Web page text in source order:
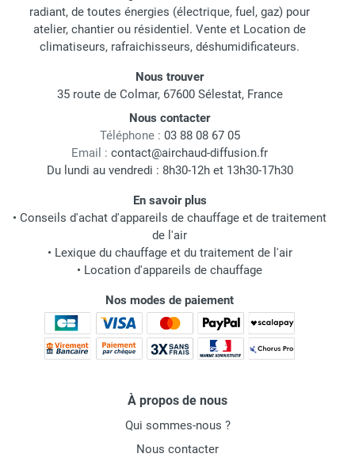
radiant, de toutes énergies (électrique, fuel, gaz) pour
atelier, chantier ou résidentiel. Vente et Location de
climatiseurs, rafraichisseurs, déshumidificateurs.
Nous trouver
35 route de Colmar, 67600 Sélestat, France
Nous contacter
Téléphone : 03 88 08 67 05
Email : contact@airchaud-diffusion.fr
Du lundi au vendredi : 8h30-12h et 13h30-17h30
En savoir plus
• Conseils d'achat d'appareils de chauffage et de traitement
de l'air
• Lexique du chauffage et du traitement de l'air
• Location d'appareils de chauffage
Nos modes de paiement
À propos de nous
Qui sommes-nous ?
Nous contacter